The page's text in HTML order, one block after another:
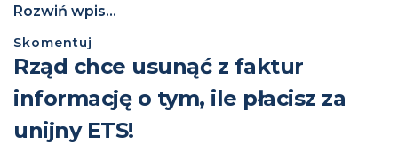
Rozwiń wpis...
Skomentuj
Rząd chce usunąć z faktur
informację o tym, ile płacisz za
unijny ETS!